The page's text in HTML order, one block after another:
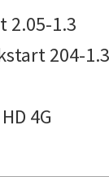
2.05-1.3
204-
4G